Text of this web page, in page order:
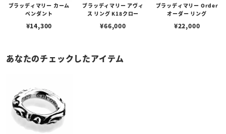
ブラッディマリー カーム
ペンダント
¥14,300
ブラッディマリー アヴィ
ス リング K18クロー
¥66,000
ブラッディマリー Order
オーダー リング
¥22,000
あなたのチェックしたアイテム